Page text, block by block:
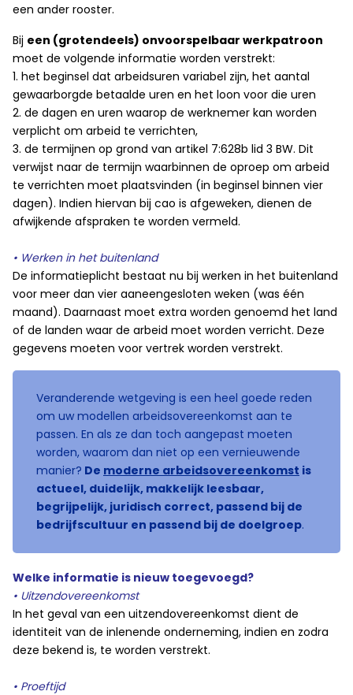
een ander rooster.
Bij een (grotendeels) onvoorspelbaar werkpatroon
moet de volgende informatie worden verstrekt:
1. het beginsel dat arbeidsuren variabel zijn, het aantal
gewaarborgde betaalde uren en het loon voor die uren
2. de dagen en uren waarop de werknemer kan worden
verplicht om arbeid te verrichten,
3. de termijnen op grond van artikel 7:628b lid 3 BW. Dit
verwijst naar de termijn waarbinnen de oproep om arbeid
te verrichten moet plaatsvinden (in beginsel binnen vier
dagen). Indien hiervan bij cao is afgeweken, dienen de
afwijkende afspraken te worden vermeld.
• Werken in het buitenland
De informatieplicht bestaat nu bij werken in het buitenland
voor meer dan vier aaneengesloten weken (was één
maand). Daarnaast moet extra worden genoemd het land
of de landen waar de arbeid moet worden verricht. Deze
gegevens moeten voor vertrek worden verstrekt.
Veranderende wetgeving is een heel goede reden
om uw modellen arbeidsovereenkomst aan te
passen. En als ze dan toch aangepast moeten
worden, waarom dan niet op een vernieuwende
manier? De moderne arbeidsovereenkomst is
actueel, duidelijk, makkelijk leesbaar,
begrijpelijk, juridisch correct, passend bij de
bedrijfscultuur en passend bij de doelgroep.
Welke informatie is nieuw toegevoegd?
• Uitzendovereenkomst
In het geval van een uitzendovereenkomst dient de
identiteit van de inlenende onderneming, indien en zodra
deze bekend is, te worden verstrekt.
• Proeftijd